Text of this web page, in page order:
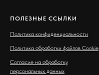
ПОЛЕЗНЫЕ ССЫЛКИ
Политика конфиденциальности
Политика обработки файлов Cookie
Согласие на обработку
персональных данных